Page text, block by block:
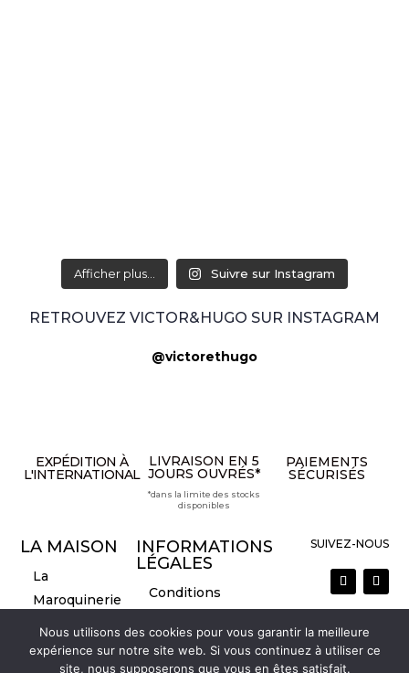
Afficher plus... Suivre sur Instagram
RETROUVEZ VICTOR&HUGO SUR INSTAGRAM
@victorethugo
EXPÉDITION À
L'INTERNATIONAL
LIVRAISON EN 5
JOURS OUVRÉS*
*dans la limite des stocks
disponibles
PAIEMENTS
SÉCURISÉS
LA MAISON
La
Maroquinerie
La marque
Nous contacter
INFORMATIONS
LÉGALES
Conditions
Vente
Mentions légales
SUIVEZ-NOUS
Nous utilisons des cookies pour vous garantir la meilleure
expérience sur notre site web. Si vous continuez à utiliser ce
site, nous supposerons que vous en êtes satisfait.